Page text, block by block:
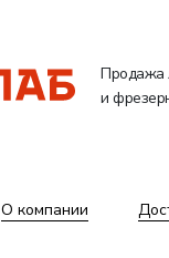
Продажа
и
О компании